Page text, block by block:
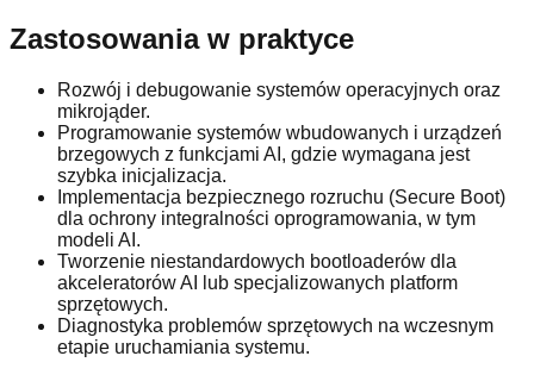
Zastosowania w praktyce
Rozwój i debugowanie systemów operacyjnych oraz
mikrojąder.
Programowanie systemów wbudowanych i urządzeń
brzegowych z funkcjami AI, gdzie wymagana jest
szybka inicjalizacja.
Implementacja bezpiecznego rozruchu (Secure Boot)
dla ochrony integralności oprogramowania, w tym
modeli AI.
Tworzenie niestandardowych bootloaderów dla
akceleratorów AI lub specjalizowanych platform
sprzętowych.
Diagnostyka problemów sprzętowych na wczesnym
etapie uruchamiania systemu.